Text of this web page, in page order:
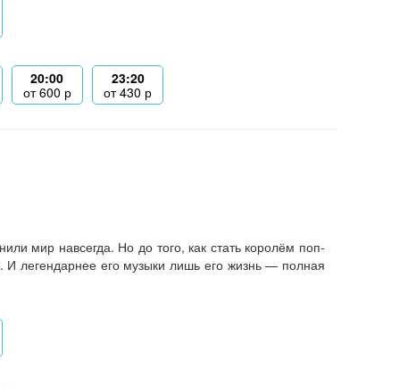
20:00
от600 р
23:20
от430 р
мир навсегда. Но до того, как стать королём поп-
легендарнее его музыки лишь его жизнь — полная